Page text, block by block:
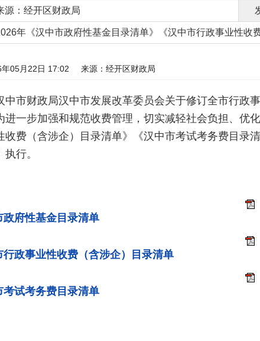
源：经开区财政局
年《汉中市政府性基金目录清单》《汉中市行政事业性收
05月22日 17:02 来源：经开区财政局
中市财政局汉中市发展改革委员会关于修订全市行政
进一步加强和规范收费管理，切实减轻社会负担、优
收费（含涉企）目录清单》《汉中市考试考务费目录
执行。
政府性基金目录清单
行政事业性收费（含涉企）目录清单
考试考务费目录清单